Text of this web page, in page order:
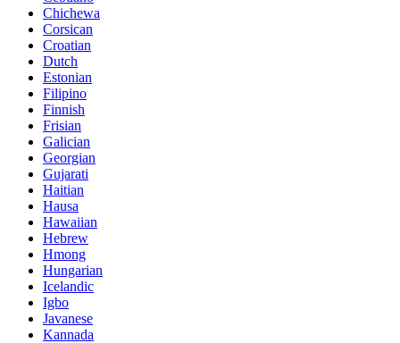
Chichewa
Corsican
Croatian
Dutch
Estonian
Filipino
Finnish
Frisian
Galician
Georgian
Gujarati
Haitian
Hausa
Hawaiian
Hebrew
Hmong
Hungarian
Icelandic
Igbo
Javanese
Kannada